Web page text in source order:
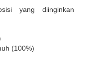
yang diinginkan
(100%)